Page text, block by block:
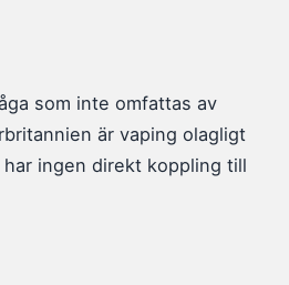
som inte omfattas av
är vaping olagligt
ingen direkt koppling till